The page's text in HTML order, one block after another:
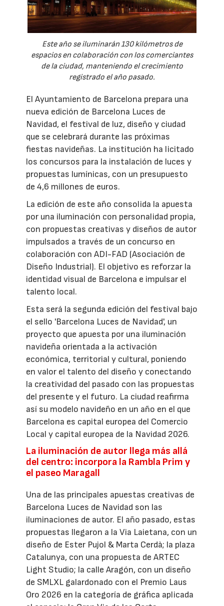
Este año se iluminarán 130 kilómetros de
espacios en colaboración con los comerciantes
de la ciudad, manteniendo el crecimiento
registrado el año pasado.
El Ayuntamiento de Barcelona prepara una
nueva edición de Barcelona Luces de
Navidad, el festival de luz, diseño y ciudad
que se celebrará durante las próximas
fiestas navideñas. La institución ha licitado
los concursos para la instalación de luces y
propuestas lumínicas, con un presupuesto
de 4,6 millones de euros.
La edición de este año consolida la apuesta
por una iluminación con personalidad propia,
con propuestas creativas y diseños de autor
impulsados a través de un concurso en
colaboración con ADI-FAD (Asociación de
Diseño Industrial). El objetivo es reforzar la
identidad visual de Barcelona e impulsar el
talento local.
Esta será la segunda edición del festival bajo
el sello 'Barcelona Luces de Navidad', un
proyecto que apuesta por una iluminación
navideña orientada a la activación
económica, territorial y cultural, poniendo
en valor el talento del diseño y conectando
la creatividad del pasado con las propuestas
del presente y el futuro. La ciudad reafirma
así su modelo navideño en un año en el que
Barcelona es capital europea del Comercio
Local y capital europea de la Navidad 2026.
La iluminación de autor llega más allá
del centro: incorpora la Rambla Prim y
el paseo Maragall
Una de las principales apuestas creativas de
Barcelona Luces de Navidad son las
iluminaciones de autor. El año pasado, estas
propuestas llegaron a la Via Laietana, con un
diseño de Ester Pujol & Marta Cerdà; la plaza
Catalunya, con una propuesta de ARTEC
Light Studio; la calle Aragón, con un diseño
de SMLXL galardonado con el Premio Laus
Oro 2026 en la categoría de gráfica aplicada